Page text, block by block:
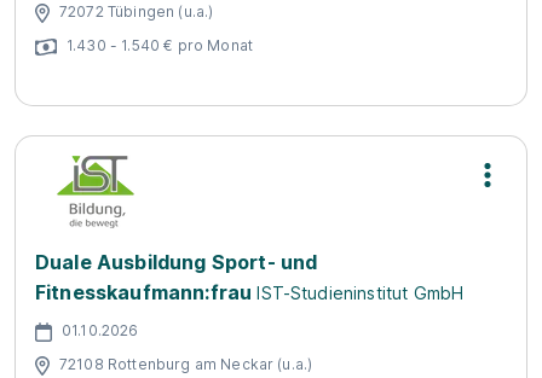
72072 Tübingen (u.a.)
1.430 - 1.540 € pro Monat
Duale Ausbildung Sport- und
Fitnesskaufmann:frau IST-Studieninstitut GmbH
01.10.2026
72108 Rottenburg am Neckar (u.a.)